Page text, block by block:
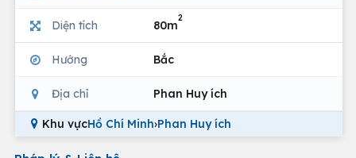
Diện tích 80m
2
Hướng Bắc
Địa chỉ Phan Huy ích
Khu vựcHồ Chí Minh›Phan Huy ích